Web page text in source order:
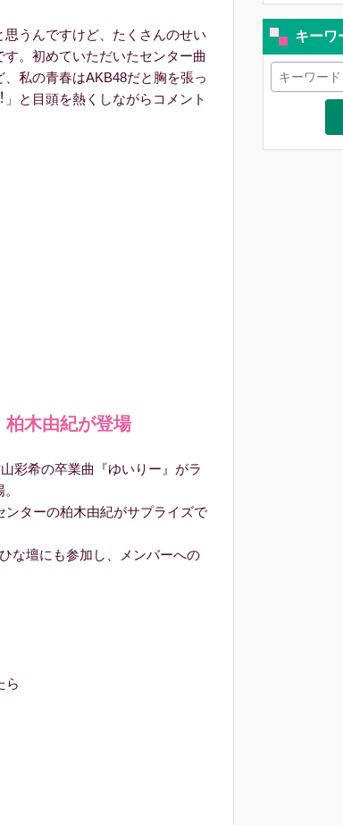
うんですけど、たくさんのせい
。初めていただいたセンター曲
私の⻘春はAKB48だと胸を張っ
と⽬頭を熱くしながらコメント
柏木由紀が登場
彩希の卒業曲『ゆいりー』がラ
ターの柏木由紀がサプライズで
な壇にも参加し、メンバーへの
ら
キーワ